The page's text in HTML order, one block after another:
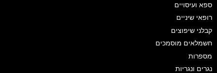
ספא ועיסויים
רופאי שיניים
קבלני שיפוצים
חשמלאים מוסמכים
מספרות
נגרים ונגריות